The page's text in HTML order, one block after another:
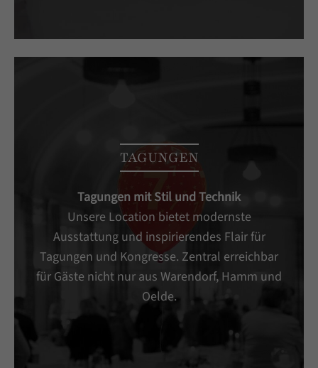
TAGUNGEN
Tagungen mit Stil und Technik
Unsere Location bietet modernste
Ausstattung und inspirierendes Flair für
Tagungen und Kongresse. Zentral erreichbar
für Gäste nicht nur aus Warendorf, Hamm und
Oelde.